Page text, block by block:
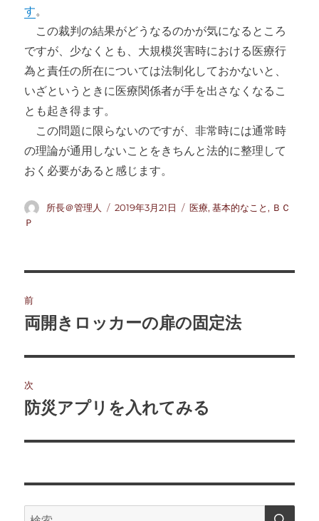
す。
この裁判の結果がどうなるのかが気になるところ
ですが、少なくとも、大規模災害時における医療行
為と責任の所在については法制化しておかないと、
いざというときに医療関係者が手を出さなくなるこ
とも起き得ます。
この問題に限らないのですが、非常時には通常時
の理論が通用しないことをきちんと法的に整理して
おく必要があると感じます。
投
所長＠管理人
投
2019年3月21日
カ
医療,基本的なこと , ＢＣ
Ｐ
稿
ビ
ゲ
ー
前
前
投
稿:
両開きロッカーの扉の固定法
次
次
投
防災アプリを入れてみる
検
検